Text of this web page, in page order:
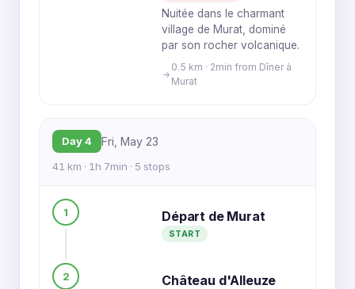
Nuitée dans le charmant
village de Murat, dominé
par son rocher volcanique.
0.5 km · 2min from Dîner à
Murat
Day 4 Fri, May 23
41 km · 1h 7min · 5 stops
1 Départ de Murat
START
2
Château d'Alleuze